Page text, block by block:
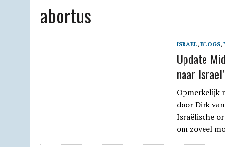
abortus
ISRAËL, BLOGS,
Update
naar Israel’
Opmerkelijk
door Dirk
Israëlische
om zoveel